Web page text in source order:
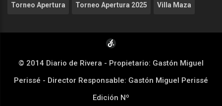
Torneo Apertura Torneo Apertura 2025 Villa Maza
© 2014 Diario de Rivera - Propietario: Gastón Miguel
Perissé - Director Responsable: Gastón Miguel Perissé
Edición Nº